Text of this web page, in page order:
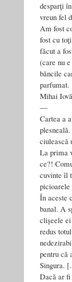
desparţi în
vreun fel
Am fost
fost cu
făcut a
(care nu
băncile
parfumat.
Mihai
—
Cartea a
ciulească
La prima
ce?!
cuvinte îl
picioarele
În aceste
banal. A
clişeele
redus
pentru că
Singura.
Dacă ar fi